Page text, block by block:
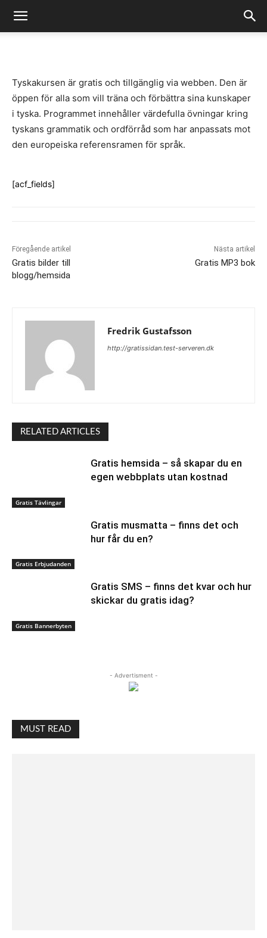
Tyskakursen är gratis och tillgänglig via webben. Den är
öppen för alla som vill träna och förbättra sina kunskaper
i tyska. Programmet innehåller värdefulla övningar kring
tyskans grammatik och ordförråd som har anpassats mot
den europeiska referensramen för språk.
[acf_fields]
Föregående artikel
Gratis bilder till
blogg/hemsida
Nästa artikel
Gratis MP3 bok
Fredrik Gustafsson
http://gratissidan.test-serveren.dk
RELATED ARTICLES
Gratis Tävlingar
Gratis hemsida – så skapar du en
egen webbplats utan kostnad
Gratis Erbjudanden
Gratis musmatta – finns det och
hur får du en?
Gratis Bannerbyten
Gratis SMS – finns det kvar och hur
skickar du gratis idag?
- Advertisment -
MUST READ